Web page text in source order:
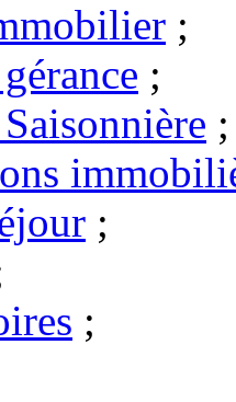
;
;
;
;
;